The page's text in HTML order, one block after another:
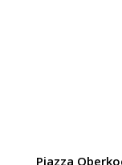
Piazza